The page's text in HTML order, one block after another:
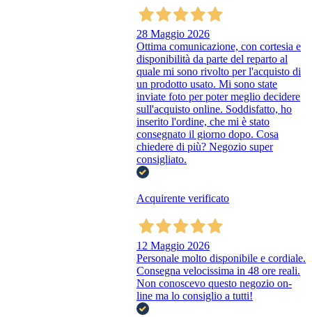
28 Maggio 2026
Ottima comunicazione, con cortesia e
disponibilità da parte del reparto al
quale mi sono rivolto per l'acquisto di
un prodotto usato. Mi sono state
inviate foto per poter meglio decidere
sull'acquisto online. Soddisfatto, ho
inserito l'ordine, che mi è stato
consegnato il giorno dopo. Cosa
chiedere di più? Negozio super
consigliato.
Acquirente verificato
12 Maggio 2026
Personale molto disponibile e cordiale.
Consegna velocissima in 48 ore reali.
Non conoscevo questo negozio on-
line ma lo consiglio a tutti!